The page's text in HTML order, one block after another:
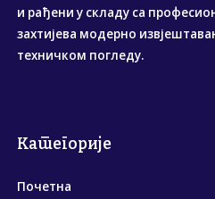
и рађени у складу са
захтијева модерно
техничком погледу.
Категорије
Почетна